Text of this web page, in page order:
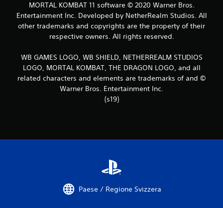
7
v
a
l
z
MORTAL KOMBAT 11 software © 2020 Warner Bros.
Entertainment Inc. Developed by NetherRealm Studios. All
other trademarks and copyrights are the property of their
respective owners. All rights reserved.
WB GAMES LOGO, WB SHIELD, NETHERREALM STUDIOS
LOGO, MORTAL KOMBAT, THE DRAGON LOGO, and all
related characters and elements are trademarks of and ©
Warner Bros. Entertainment Inc.
(s19)
Paese / Regione Svizzera